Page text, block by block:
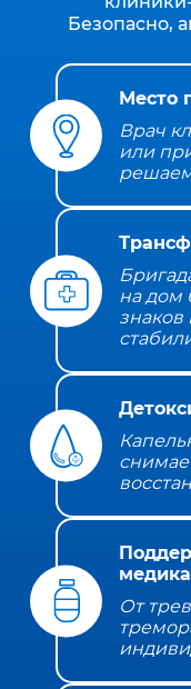
Безопасно,
Место
Врач
или
на дом
знаков
От